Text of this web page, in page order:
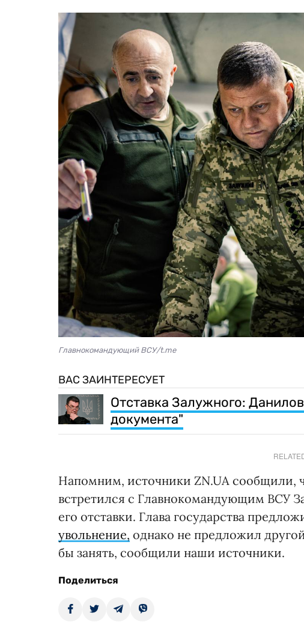
Главнокомандующий ВСУ/t.me
ВАС ЗАИНТЕРЕСУЕТ
Отставка Залужного:
документа"
Напомним, источники ZN.UA сообщили,
встретился с Главнокомандующим ВСУ
его отставки. Глава государства
увольнение, однако не предложил
бы занять, сообщили наши источники.
Поделиться